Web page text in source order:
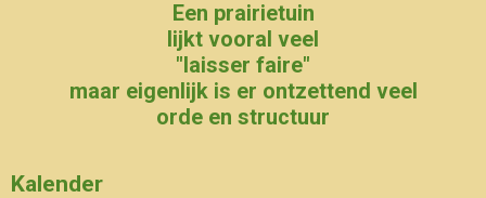
Een prairietuin
lijkt vooral veel
"laisser faire"
maar eigenlijk is er ontzettend veel
orde en structuur
Kalender